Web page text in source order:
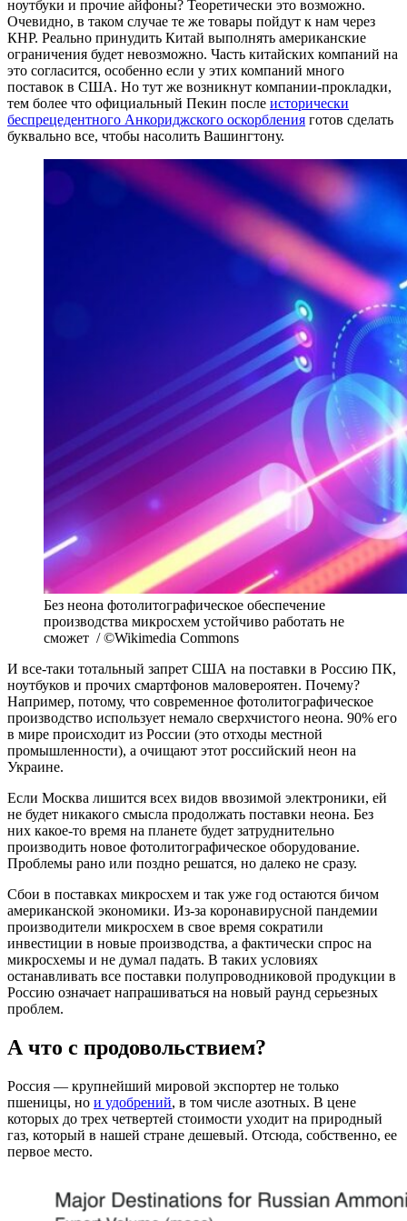
ноутбуки и прочие айфоны? Теоретически это возможно.
Очевидно, в таком случае те же товары пойдут к нам через
КНР. Реально принудить Китай выполнять американские
ограничения будет невозможно. Часть китайских компаний на
это согласится, особенно если у этих компаний много
поставок в США. Но тут же возникнут компании-прокладки,
тем более что официальный Пекин после исторически
беспрецедентного Анкориджского оскорбления готов сделать
буквально все, чтобы насолить Вашингтону.
Без неона фотолитографическое обеспечение
производства микросхем устойчиво работать не
сможет / ©Wikimedia Commons
И все-таки тотальный запрет США на поставки в Россию ПК,
ноутбуков и прочих смартфонов маловероятен. Почему?
Например, потому, что современное фотолитографическое
производство использует немало сверхчистого неона. 90% его
в мире происходит из России (это отходы местной
промышленности), а очищают этот российский неон на
Украине.
Если Москва лишится всех видов ввозимой электроники, ей
не будет никакого смысла продолжать поставки неона. Без
них какое-то время на планете будет затруднительно
производить новое фотолитографическое оборудование.
Проблемы рано или поздно решатся, но далеко не сразу.
Сбои в поставках микросхем и так уже год остаются бичом
американской экономики. Из-за коронавирусной пандемии
производители микросхем в свое время сократили
инвестиции в новые производства, а фактически спрос на
микросхемы и не думал падать. В таких условиях
останавливать все поставки полупроводниковой продукции в
Россию означает напрашиваться на новый раунд серьезных
проблем.
А что с продовольствием?
Россия — крупнейший мировой экспортер не только
пшеницы, но и удобрений, в том числе азотных. В цене
которых до трех четвертей стоимости уходит на природный
газ, который в нашей стране дешевый. Отсюда, собственно, ее
первое место.